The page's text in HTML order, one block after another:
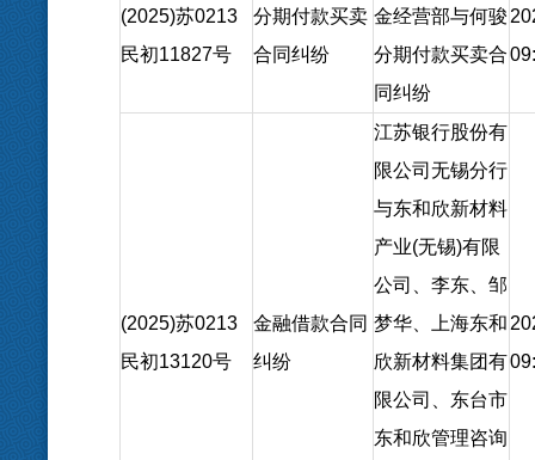
(2025)苏0213
民初11827号
分期付款买卖
合同纠纷
金经营部与何骏
分期付款买卖合
同纠纷
(2025)苏0213
民初13120号
金融借款合同
纠纷
江苏银行股份有
限公司无锡分行
与东和欣新材料
产业(无锡)有限
公司、李东、邹
梦华、上海东和
欣新材料集团有
限公司、东台市
东和欣管理咨询